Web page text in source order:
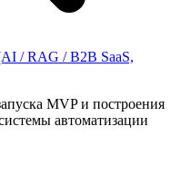
/ RAG / B2B SaaS,
MVP и построения
автоматизации